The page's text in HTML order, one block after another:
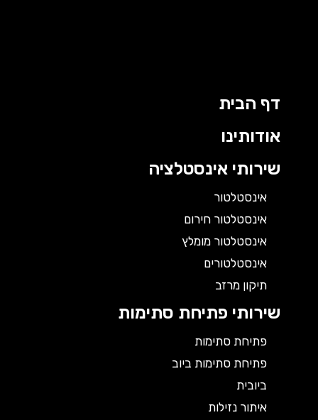
דף הבית
אודותינו
שירותי אינסטלציה
אינסטלטור
אינסטלטור חירום
אינסטלטור מומלץ
אינסטלטורים
תיקון מרזב
שירותי פתיחת סתימות
פתיחת סתימות
פתיחת סתימות ביוב
ביובית
איתור נזילות